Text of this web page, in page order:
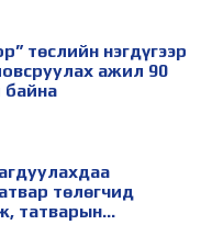
төслийн нэгдүгээр
ажил 90
байна
төлөгчид
татварын